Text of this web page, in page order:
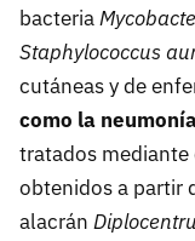
bacteria
Staphylococcus
cutáneas y de
como la
tratados mediante
obtenidos a partir
alacrán